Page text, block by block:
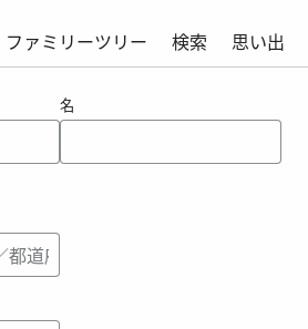
ファミリーツリー 検索
思い出
名